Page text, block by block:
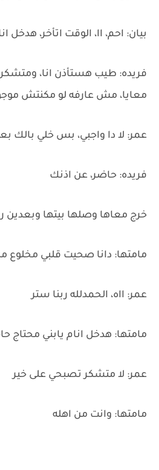
بيان: احم، اا، الوقت اتأخر، هدخل
فريده: طيب هستأذن انا،
معايا، مش عارفه لو مكنتش
عمر: لا دا واجبي، بس خلي بالك
فريده: حاضر، عن اذنك
خرج معاها وصلها بيتها وبعدين
مامتها: دانا صحيت قلبي
عمر: ااه، الحمدلله ربنا ستر
مامتها: هدخل انام يابني محتاج
عمر: لا متشكر تصبحي على خير
مامتها: وانت من اهله